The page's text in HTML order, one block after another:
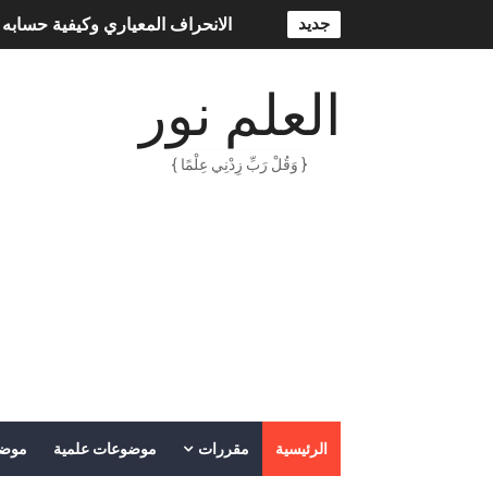
جديد الانحراف المعياري وكيفية حسابه
الأسهم ما هي وكيف نشأت؟
15 حكمة لبوب مارلي ستغير نظرتك للحياة
ملخص 3-4 مخلص لدرس التراكيب الجزيئية - الروابط التساهمية
العلم نور
{ وَقُلْ رَبِّ زِدْنِي عِلْمًا }
الرئيسية مقررات موضوعات علمية